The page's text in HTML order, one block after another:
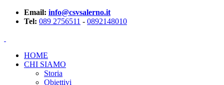
Email: info@csvsalerno.it
Tel: 089 2756511 - 0892148010
HOME
CHI SIAMO
Storia
Obiettivi